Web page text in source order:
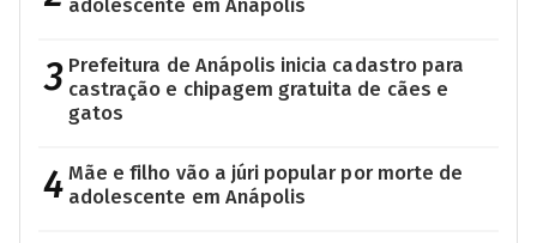
adolescente em Anápolis
3 Prefeitura de Anápolis inicia cadastro para
castração e chipagem gratuita de cães e
gatos
4 Mãe e filho vão a júri popular por morte de
adolescente em Anápolis